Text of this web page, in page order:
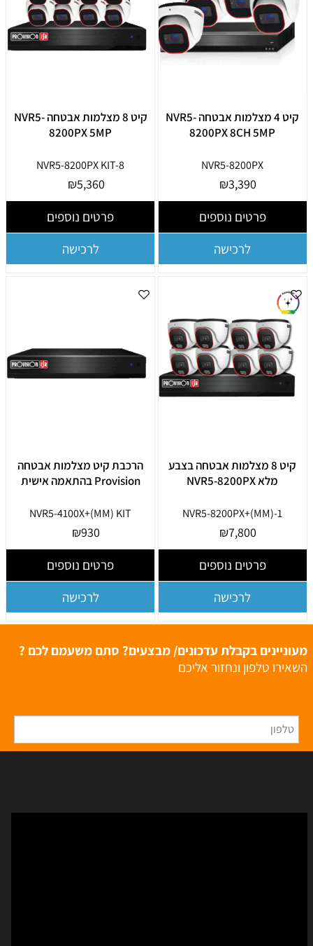
קיט 4 מצלמות אבטחה NVR5-
8200PX 8CH 5MP
NVR5-8200PX
₪3,390
פרטים נוספים
לרכישה
קיט 8 מצלמות אבטחה NVR5-
8200PX 5MP
NVR5-8200PX KIT-8
₪5,360
פרטים נוספים
לרכישה
קיט 8 מצלמות אבטחה בצבע
מלא NVR5-8200PX
NVR5-8200PX+(MM)-1
₪7,800
פרטים נוספים
לרכישה
הרכבת קיט מצלמות אבטחה
Provision בהתאמה אישית
NVR5-4100X+(MM) KIT
₪930
פרטים נוספים
לרכישה
מעוניינים בקבלת עדכונים/ מבצעים? סתם משעמם לכם ?
השאירו טלפון ונחזור אליכם